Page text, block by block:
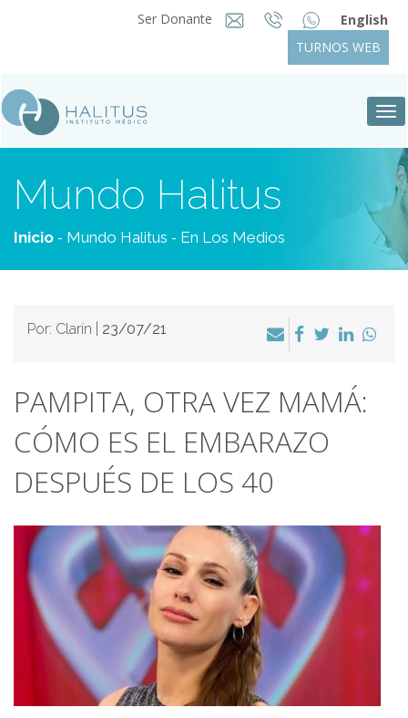
Ser Donante
English
TURNOS WEB
Mundo Halitus
Inicio - Mundo Halitus - En Los Medios
Por: Clarín | 23/07/21
PAMPITA, OTRA VEZ MAMÁ:
CÓMO ES EL EMBARAZO
DESPUÉS DE LOS 40